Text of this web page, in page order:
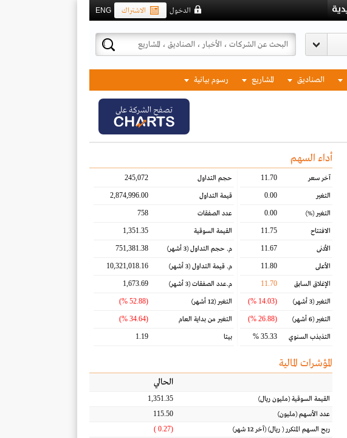
ENG الاشتراك الدخول
الصناديق المشاريع رسوم بيانية
تصفح الشركة على
أداء السهم
آخر سعر 11.70
التغير 0.00
التغير(%)
0.00
الافتتاح 11.75
الأدنى 11.67
الأعلى 11.80
الإغلاق السابق 11.70
التغير(3 أشهر) (14.03 %)
التغير(6 أشهر) (26.88 %)
التذبذب السنوي 35.33 %
حجم التداول 245,072
قيمة التداول 2,874,996.00
عدد الصفقات 758
القيمة السوقية 1,351.35
م. حجم التداول(3 أشهر) 751,381.38
م. قيمة التداول(3 أشهر) 10,321,018.16
م.عدد الصفقات(3 أشهر) 1,673.69
التغير(12 أشهر) (52.88 %)
التغير من بداية العام (34.64 %)
بيتا 1.19
المؤشرات المالية
الحالي
القيمة السوقية(مليون ريال)
1,351.35
عدد الأسهم(مليون)
115.50
ربح السهم المتكرر( ريال) (آخر 12 شهر)
(0.27 )